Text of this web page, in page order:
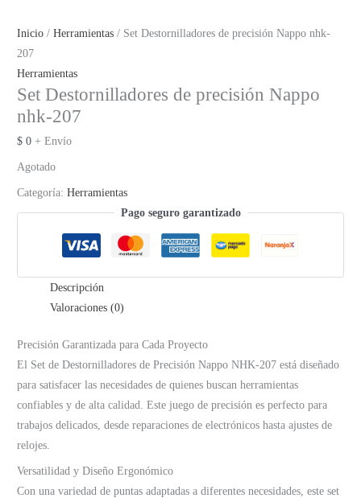
Inicio /Herramientas / Set Destornilladores de precisión Nappo nhk-
207
Herramientas
Set Destornilladores de precisión Nappo
nhk-207
$ 0 + Envío
Agotado
Categoría:Herramientas
Pago seguro garantizado
Descripción
Valoraciones (0)
Precisión Garantizada para Cada Proyecto
El Set de Destornilladores de Precisión Nappo NHK-207 está diseñado
para satisfacer las necesidades de quienes buscan herramientas
confiables y de alta calidad. Este juego de precisión es perfecto para
trabajos delicados, desde reparaciones de electrónicos hasta ajustes de
relojes.
Versatilidad y Diseño Ergonómico
Con una variedad de puntas adaptadas a diferentes necesidades, este set